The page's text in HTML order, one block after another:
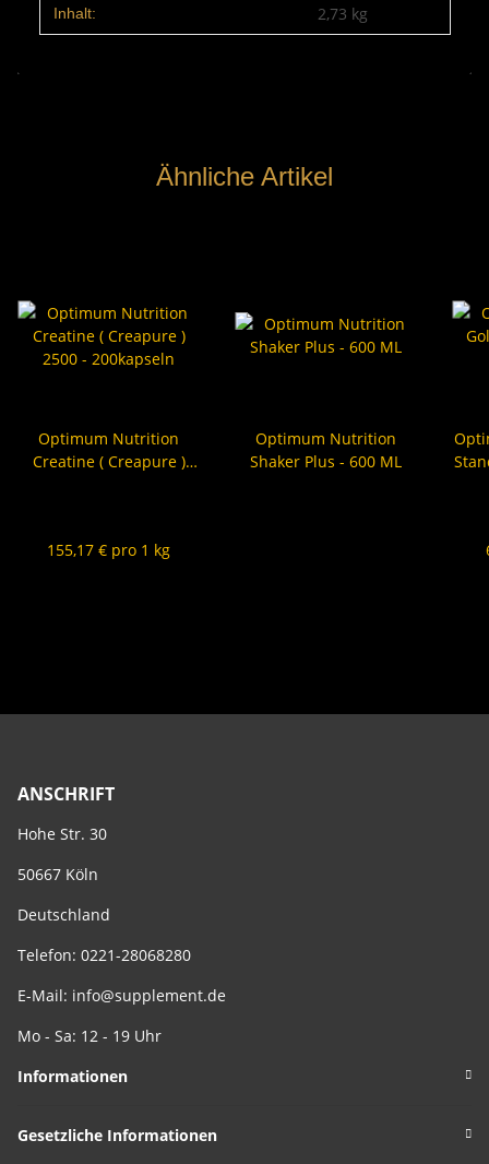
Inhalt: 2,73 kg
Ähnliche Artikel
Optimum Nutrition
Creatine ( Creapure )
155,17 € pro 1 kg
Optimum Nutrition
Shaker Plus - 600 ML
ANSCHRIFT
Hohe Str. 30
50667 Köln
Deutschland
Telefon: 0221-28068280
E-Mail: info@supplement.de
Mo - Sa: 12 - 19 Uhr
Informationen
Gesetzliche Informationen